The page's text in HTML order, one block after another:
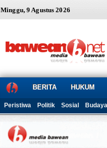
Minggu, 9 Agustus 2026
BERITA HUKUM
Peristiwa Politik Sosial Budaya